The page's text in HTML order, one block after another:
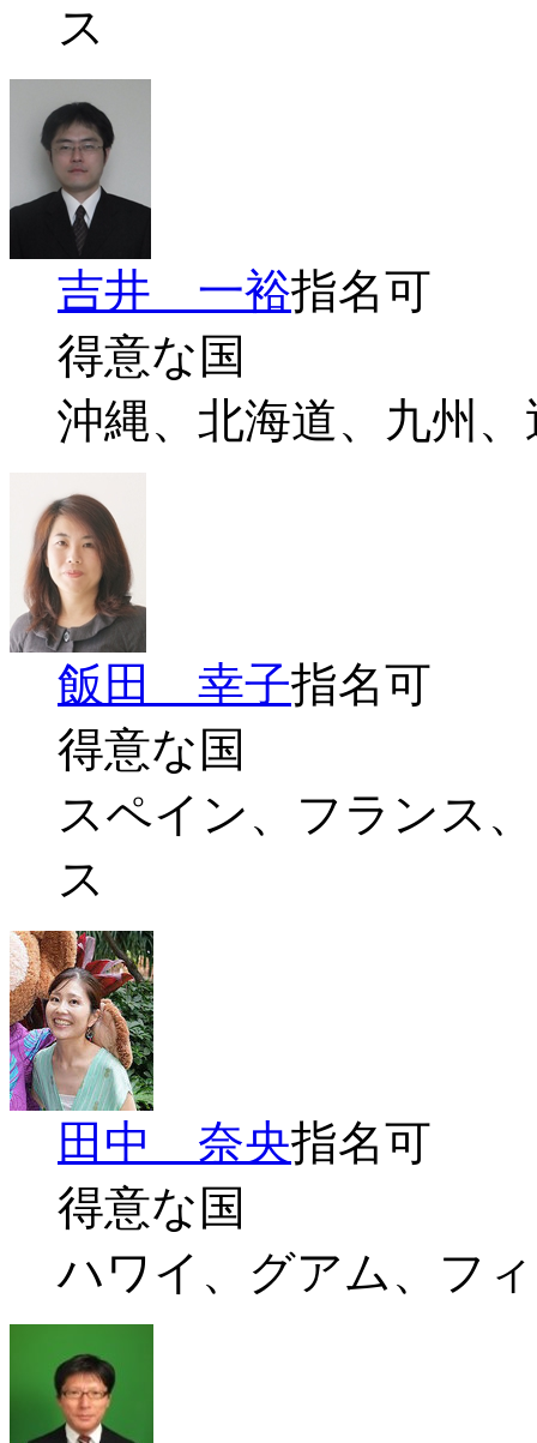
ス
吉井 一裕指名可
得意な国
沖縄、北海道、九州
飯田 幸子指名可
得意な国
スペイン、フランス
ス
田中 奈央指名可
得意な国
ハワイ、グアム、フ